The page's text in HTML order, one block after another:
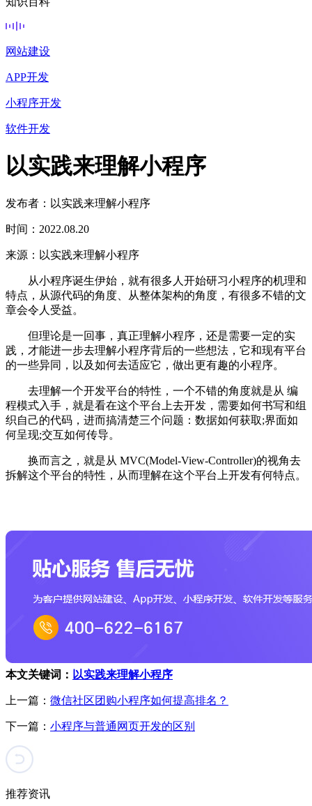
网站建设
APP开发
小程序开发
软件开发
以实践来理解小程序
发布者：以实践来理解小程序
时间：2022.08.20
来源：以实践来理解小程序
从小程序诞生伊始，就有很多人开始研习小程序的机理和
特点，从源代码的角度、从整体架构的角度，有很多不错的文
章会令人受益。
但理论是一回事，真正理解小程序，还是需要一定的实
践，才能进一步去理解小程序背后的一些想法，它和现有平台
的一些异同，以及如何去适应它，做出更有趣的小程序。
去理解一个开发平台的特性，一个不错的角度就是从 编
程模式入手，就是看在这个平台上去开发，需要如何书写和组
织自己的代码，进而搞清楚三个问题：数据如何获取;界面如
何呈现;交互如何传导。
换而言之，就是从 MVC(Model-View-Controller)的视角去
拆解这个平台的特性，从而理解在这个平台上开发有何特点。
本文关键词： 以实践来理解小程序
上一篇： 微信社区团购小程序如何提高排名？
下一篇： 小程序与普通网页开发的区别
推荐资讯